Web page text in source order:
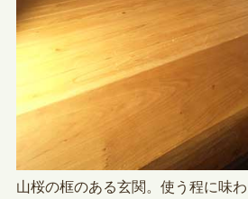
山桜の框のある玄関。使う程に味